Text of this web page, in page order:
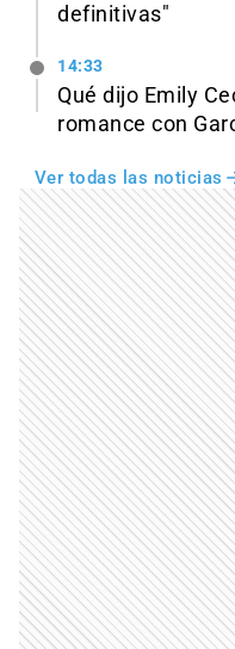
definitivas"
14:33
Qué dijo Emily
romance con
Ver todas las noticias